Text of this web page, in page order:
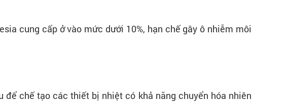
cung cấp ở vào mức dưới 10%, hạn chế gây ô nhiễm môi
chế tạo các thiết bị nhiệt có khả năng chuyển hóa nhiên